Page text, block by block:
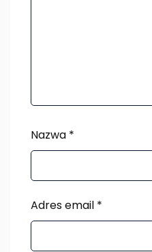
Nazwa *
Adres email *